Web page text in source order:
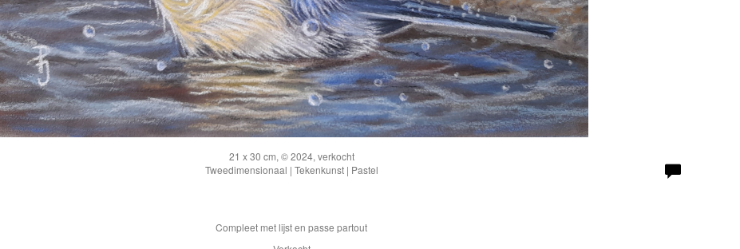
21 x 30 cm, © 2024, verkocht
Tweedimensionaal | Tekenkunst | Pastel
Compleet met lijst en passe partout